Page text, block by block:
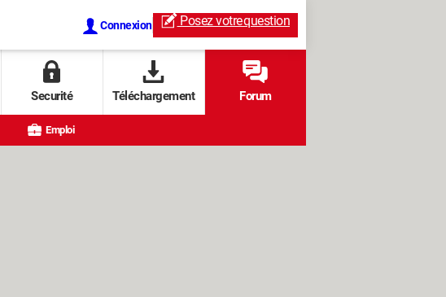
Connexion Posez votrequestion
Securité Téléchargement Forum
Emploi